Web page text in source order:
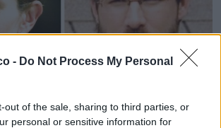
- Do Not Process My Personal
out of the sale, sharing to third parties, or
personal or sensitive information for